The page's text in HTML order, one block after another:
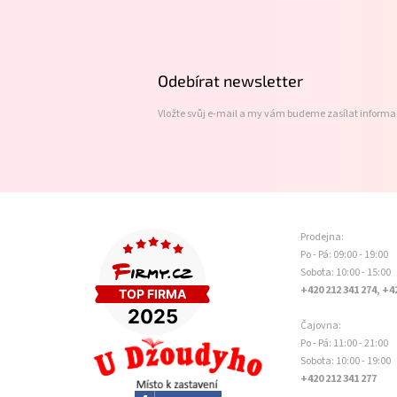
Odebírat newsletter
Vložte svůj e-mail a my vám budeme zasílat
Prodejna:
Po - Pá: 09:00 - 19:00
Sobota: 10:00 - 15:00
+420 212 341 274,
Čajovna:
Po - Pá: 11:00 - 21:00
Sobota: 10:00 - 19:00
+420 212 341 277